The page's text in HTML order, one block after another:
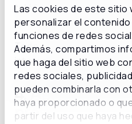
Las cookies de este sitio
personalizar el
funciones de redes
Además, compartimos
que haga del sitio web
redes sociales,
pueden combinarla con
haya proporcionado o
partir del uso que haya
teléfono para vocalizarle
mensaje de voz todas
Todo esto de manera
intervención de los
4.
prestadores